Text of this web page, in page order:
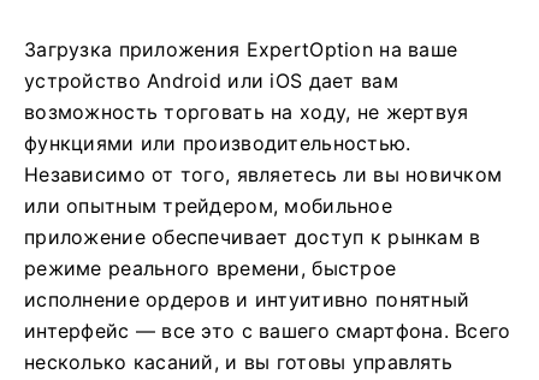
Загрузка приложения ExpertOption на ваше
устройство Android или iOS дает вам
возможность торговать на ходу, не жертвуя
функциями или производительностью.
Независимо от того, являетесь ли вы новичком
или опытным трейдером, мобильное
приложение обеспечивает доступ к рынкам в
режиме реального времени, быстрое
исполнение ордеров и интуитивно понятный
интерфейс — все это с вашего смартфона. Всего
несколько касаний, и вы готовы управлять